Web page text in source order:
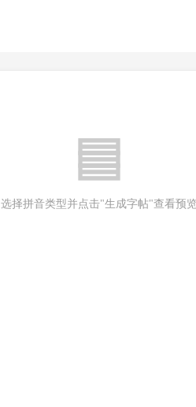
选择拼音类型并点击"生成字帖"查看预